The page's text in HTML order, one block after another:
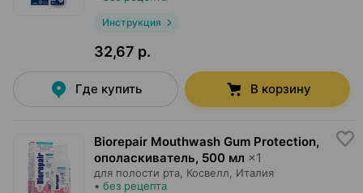
Инструкция
32,67 р.
Где купить В корзину
Biorepair Mouthwash Gum Protection,
ополаскиватель, 500 мл ×1
для полости рта, Косвелл , Италия
• без рецепта